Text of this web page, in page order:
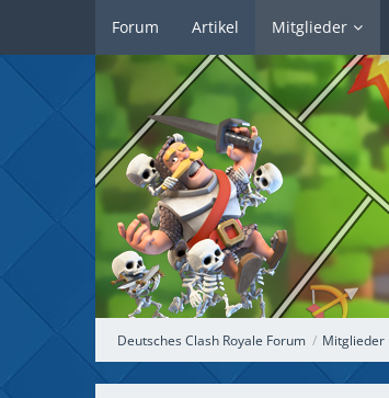
Forum Artikel Mitglieder
Deutsches Clash Royale Forum Mitglieder